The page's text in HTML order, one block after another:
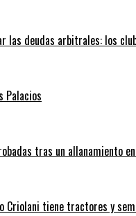
las deudas arbitrales: los
Palacios
tras un allanamiento en
Criolani tiene tractores y